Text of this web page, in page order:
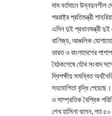
দাম বর্তমানে উন্নয়নশীল
পররাষ্ট্র প্রতিমন্ত্রী
এদিন দুই প্রধানমন্ত্রী দুই
বাণিজ্য, আঞ্চলিক
ভারত ও বাংলাদেশের
বৈঠকশেষে যৌথ সংবাদ
দ্বিপক্ষীয় সমন্বিত
সহযোগিতা বৃদ্ধি
ও সাম্প্রতিক বৈশ্বিক
শেখ হাসিনা বলেন, গত